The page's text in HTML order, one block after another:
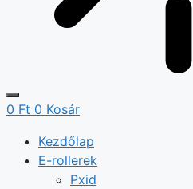
0 Ft 0 Kosár
Kezdőlap
E-rollerek
Pxid